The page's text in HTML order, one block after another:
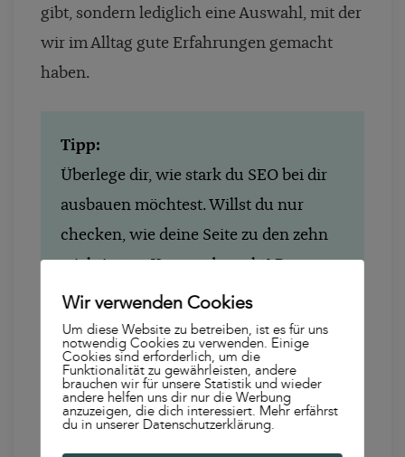
gibt, sondern lediglich eine Auswahl, mit der
wir im Alltag gute Erfahrungen gemacht
haben.
Tipp:
Überlege dir, wie stark du SEO bei dir
ausbauen möchtest. Willst du nur
checken, wie deine Seite zu den zehn
wichtigsten Keywords rankt? Dann
hast du mit dem Inkognito Modus des
Browsers die Möglichkeit, erste
Anhaltspunkte zu bekommen. Diese
Methode ist kostenlos und lohnt sich,
wenn du keine tiefergehende Strategie
Wir verwenden Cookies
Um diese Website zu betreiben, ist es für uns
notwendig Cookies zu verwenden. Einige
Cookies sind erforderlich, um die
Funktionalität zu gewährleisten, andere
brauchen wir für unsere Statistik und wieder
andere helfen uns dir nur die Werbung
anzuzeigen, die dich interessiert. Mehr erfährst
du in unserer Datenschutzerklärung.